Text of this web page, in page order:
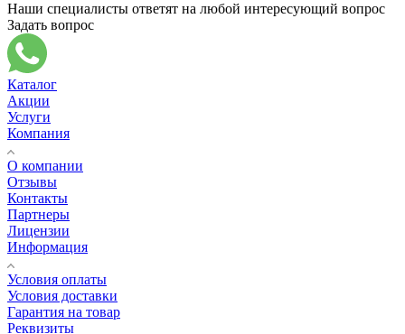
Наши специалисты ответят на любой интересующий вопрос
Задать вопрос
Каталог
Акции
Услуги
Компания
О компании
Отзывы
Контакты
Партнеры
Лицензии
Информация
Условия оплаты
Условия доставки
Гарантия на товар
Реквизиты